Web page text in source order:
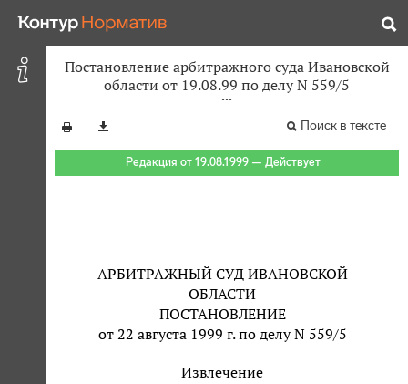
Постановление арбитражного суда Ивановской
области от 19.08.99 по делу N 559/5
Поиск в тексте
Редакция от 19.08.1999 — Действует
АРБИТРАЖНЫЙ СУД ИВАНОВСКОЙ
ОБЛАСТИ
ПОСТАНОВЛЕНИЕ
от 22 августа 1999 г. по делу N 559/5
Извлечение